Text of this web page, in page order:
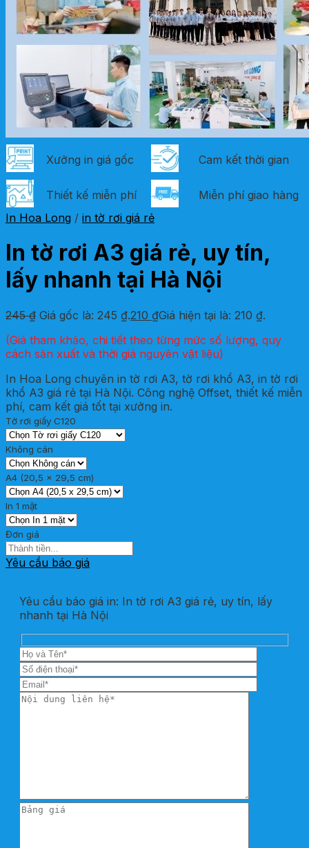
Xưởng in giá gốc Cam kết thời gian
Thiết kế miễn phí
Miễn phí giao hàng
In Hoa Long / in tờ rơi giá rẻ
In tờ rơi A3 giá rẻ, uy tín,
lấy nhanh tại Hà Nội
245₫ Giá gốc là: 245 ₫.210 ₫Giá hiện tại là: 210 ₫.
(Giá tham khảo, chi tiết theo từng mức số lượng, quy
cách sản xuất và thời giá nguyên vật liệu)
In Hoa Long chuyên in tờ rơi A3, tờ rơi khổ A3, in tờ rơi
khổ A3 giá rẻ tại Hà Nội. Công nghệ Offset, thiết kế miễn
phí, cam kết giá tốt tại xưởng in.
Tờ rơi giấy C120
Không cán
A4 (20,5 x 29,5 cm)
In 1 mặt
Đơn giá
Yêu cầu báo giá
Yêu cầu báo giá in: In tờ rơi A3 giá rẻ, uy tín, lấy
nhanh tại Hà Nội